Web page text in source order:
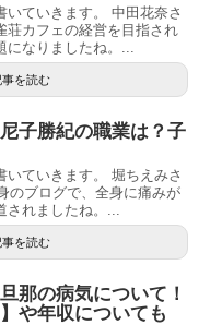
いていきます。 中田花奈さ
荘カフェの経営を目指され
になりましたね。...
事を読む
子勝紀の職業は？子
いていきます。 堀ちえみさ
のブログで、全身に痛みが
されましたね。...
事を読む
那の病気について！
や年収についても